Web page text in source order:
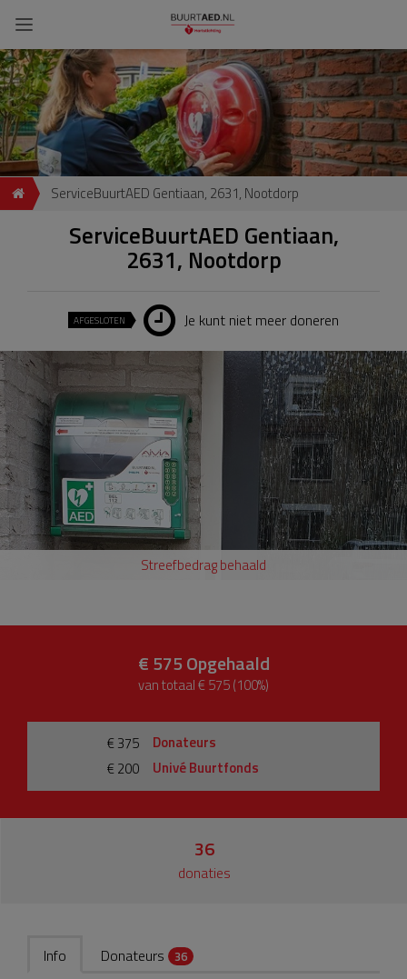
ServiceBuurtAED Gentiaan, 2631, Nootdorp
ServiceBuurtAED Gentiaan,
2631, Nootdorp
AFGESLOTEN Je kunt niet meer doneren
Streefbedrag behaald
€ 575Opgehaald
van totaal € 575 (100%)
€ 375
Donateurs
€ 200
Univé Buurtfonds
36
donaties
Info Donateurs 36